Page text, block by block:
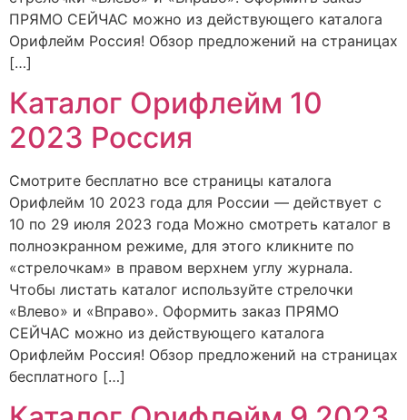
ПРЯМО СЕЙЧАС можно из действующего каталога
Орифлейм Россия! Обзор предложений на страницах
[…]
Каталог Орифлейм 10
2023 Россия
Смотрите бесплатно все страницы каталога
Орифлейм 10 2023 года для России — действует с
10 по 29 июля 2023 года Можно смотреть каталог в
полноэкранном режиме, для этого кликните по
«стрелочкам» в правом верхнем углу журнала.
Чтобы листать каталог используйте стрелочки
«Влево» и «Вправо». Оформить заказ ПРЯМО
СЕЙЧАС можно из действующего каталога
Орифлейм Россия! Обзор предложений на страницах
бесплатного […]